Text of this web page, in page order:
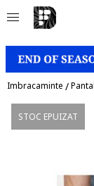
Imbracaminte /
STOC EPUIZAT